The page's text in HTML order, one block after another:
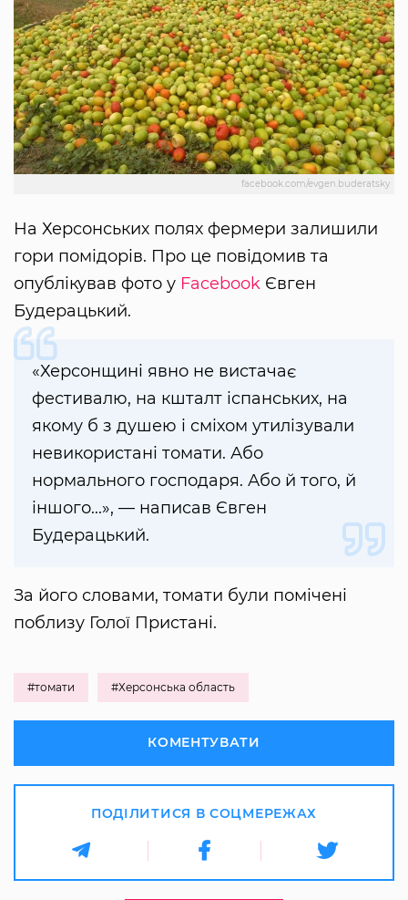
facebook.com/evgen.buderatsky
На Херсонських полях фермери залишили
гори помідорів. Про це повідомив та
опублікував фото у Facebook Євген
Будерацький.
«Херсонщині явно не вистачає
фестивалю, на кшталт іспанських, на
якому б з душею і сміхом утилізували
невикористані томати. Або
нормального господаря. Або й того, й
іншого...», — написав Євген
Будерацький.
За його словами, томати були помічені
поблизу Голої Пристані.
#томати #Херсонська область
КОМЕНТУВАТИ
ПОДІЛИТИСЯ В СОЦМЕРЕЖАХ